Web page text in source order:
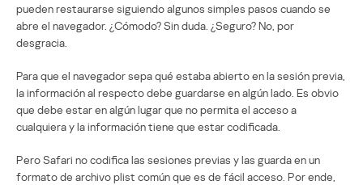
pueden restaurarse siguiendo algunos simples pasos cuando se
abre el navegador. ¿Cómodo? Sin duda. ¿Seguro? No, por
desgracia.
Para que el navegador sepa qué estaba abierto en la sesión previa,
la información al respecto debe guardarse en algún lado. Es obvio
que debe estar en algún lugar que no permita el acceso a
cualquiera y la información tiene que estar codificada.
Pero Safari no codifica las sesiones previas y las guarda en un
formato de archivo plist común que es de fácil acceso. Por ende,